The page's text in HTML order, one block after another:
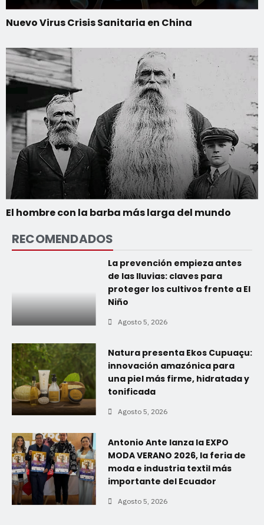
Nuevo Virus Crisis Sanitaria en China
El hombre con la barba más larga del mundo
RECOMENDADOS
La prevención empieza antes
de las lluvias: claves para
proteger los cultivos frente a El
Niño
Agosto 5, 2026
Natura presenta Ekos Cupuaçu:
innovación amazónica para
una piel más firme, hidratada y
tonificada
Agosto 5, 2026
Antonio Ante lanza la EXPO
MODA VERANO 2026, la feria de
moda e industria textil más
importante del Ecuador
Agosto 5, 2026